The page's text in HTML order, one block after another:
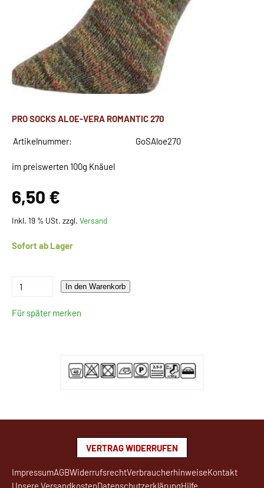
PRO SOCKS ALOE-VERA ROMANTIC 270
Artikelnummer: GoSAloe270
im preiswerten 100g Knäuel
6,50 €
Inkl. 19 % USt. zzgl. Versand
Sofort ab Lager
In den Warenkorb
Für später merken
VERTRAG WIDERRUFEN
ImpressumAGBWiderrufsrechtVerbraucherhinweiseKontakt